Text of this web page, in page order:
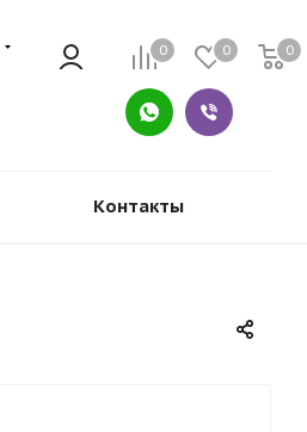
0 0 0
Контакты